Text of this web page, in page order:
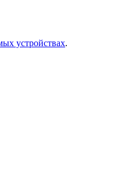
устройствах.